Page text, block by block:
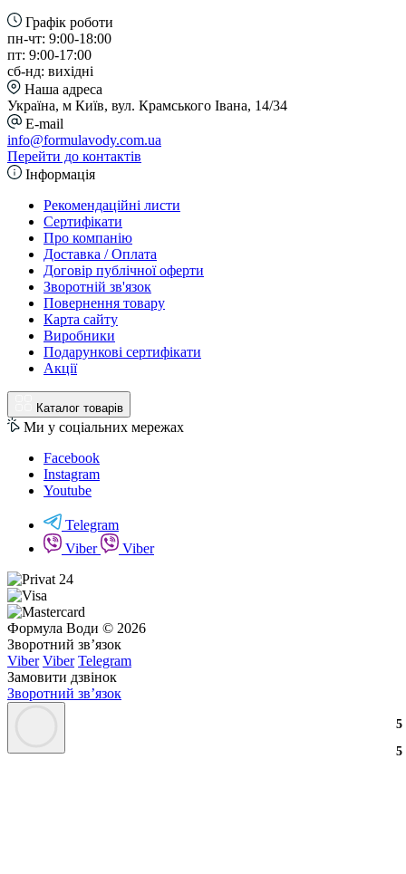
3
3
2
2
3
3
5
5
Графік роботи
пн-чт: 9:00-18:00
пт: 9:00-17:00
сб-нд: вихідні
Наша адреса
Україна, м Київ, вул. Крамського Івана, 14/34
E-mail
info@formulavody.com.ua
Перейти до контактів
Інформація
Рекомендаційні листи
Сертифікати
Про компанію
Доставка / Оплата
Договір публічної оферти
Зворотній зв'язок
Повернення товару
Карта сайту
Виробники
Подарункові сертифікати
Акції
Каталог товарів
Ми у соціальних мережах
Facebook
Instagram
Youtube
Telegram
Viber
Viber
Формула Води © 2026
Зворотний зв’язок
Viber Viber Telegram
Замовити дзвінок
Зворотний зв’язок